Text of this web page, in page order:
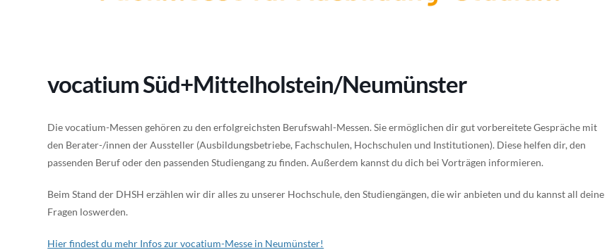
vocatium Süd+Mittelholstein/Neumünster
Die vocatium-Messen gehören zu den erfolgreichsten Berufswahl-Messen. Sie ermöglichen dir gut vorbereitete Gespräche mit
den Berater-/innen der Aussteller (Ausbildungsbetriebe, Fachschulen, Hochschulen und Institutionen). Diese helfen dir, den
passenden Beruf oder den passenden Studiengang zu finden. Außerdem kannst du dich bei Vorträgen informieren.
Beim Stand der DHSH erzählen wir dir alles zu unserer Hochschule, den Studiengängen, die wir anbieten und du kannst all deine
Fragen loswerden.
Hier findest du mehr Infos zur vocatium-Messe in Neumünster!